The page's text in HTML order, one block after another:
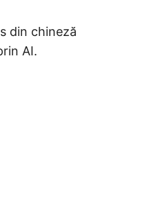
din chineză
AI.